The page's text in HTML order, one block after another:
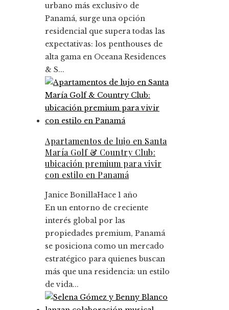
urbano más exclusivo de
Panamá, surge una opción
residencial que supera todas las
expectativas: los penthouses de
alta gama en Oceana Residences
& S...
Apartamentos de lujo en Santa
María Golf & Country Club:
ubicación premium para vivir
con estilo en Panamá
Janice BonillaHace 1 año
En un entorno de creciente
interés global por las
propiedades premium, Panamá
se posiciona como un mercado
estratégico para quienes buscan
más que una residencia: un estilo
de vida...